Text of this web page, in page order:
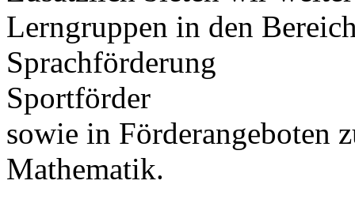
Lerngruppen in den
Sprachförderung
Sportförder
sowie in Förderangeboten
Mathematik.